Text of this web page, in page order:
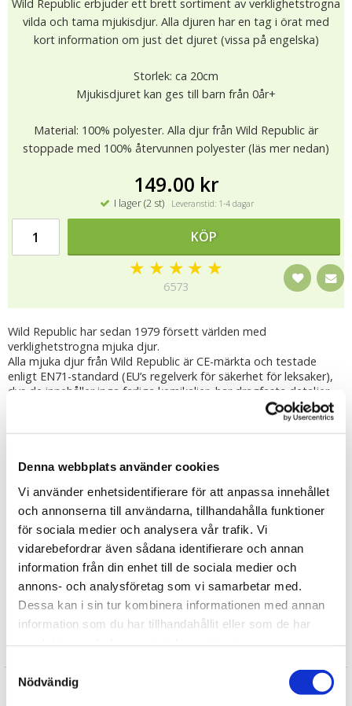
Denna webbplats använder cookies
Vi använder enhetsidentifierare för att anpassa innehållet
och annonserna till användarna, tillhandahålla funktioner
för sociala medier och analysera vår trafik. Vi
vidarebefordrar även sådana identifierare och annan
information från din enhet till de sociala medier och
annons- och analysföretag som vi samarbetar med.
Dessa kan i sin tur kombinera informationen med annan
information som du har tillhandahållit eller som de har
Samtyckesval
Nödvändig
Wild Republic erbjuder ett brett sortiment av verklighetstrogna
vilda och tama mjukisdjur. Alla djuren har en tag i örat med
kort information om just det djuret (vissa på engelska)
Storlek: ca 20cm
Mjukisdjuret kan ges till barn från 0år+
Material: 100% polyester. Alla djur från Wild Republic är
stoppade med 100% återvunnen polyester (läs mer nedan)
149.00 kr
I lager (2 st) Leveranstid: 1-4 dagar
KÖP
★ ★ ★ ★ ★
6573
Wild Republic har sedan 1979 försett världen med
verklighetstrogna mjuka djur.
Alla mjuka djur från Wild Republic är CE-märkta och testade
enligt EN71-standard (EU’s regelverk för säkerhet för leksaker),
dvs de innehåller inga farliga kemikalier, har dragfasta detaljer
och är flamsäkra. Alla djur kan ges till barn från 0år+
Djuren är stoppade med 100% återvunnen polyester framtagen
genom insamling av PET-flaskor.
Tvättråd: Använd en fuktad trasa för att torka av nallen och
Tipsa
Upptäck mer
Vilda Djur
Wild Republic Mjuka Djur
Recensioner